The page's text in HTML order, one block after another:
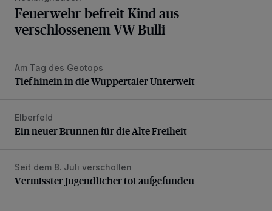
Feuerwehr befreit Kind aus
verschlossenem VW Bulli
Tief hinein in die Wuppertaler Unterwelt
Am Tag des Geotops
Tief hinein in die Wuppertaler Unterwelt
Ein neuer Brunnen für die Alte Freiheit
Elberfeld
Ein neuer Brunnen für die Alte Freiheit
Vermisster Jugendlicher tot aufgefunden
Seit dem 8. Juli verschollen
Vermisster Jugendlicher tot aufgefunden